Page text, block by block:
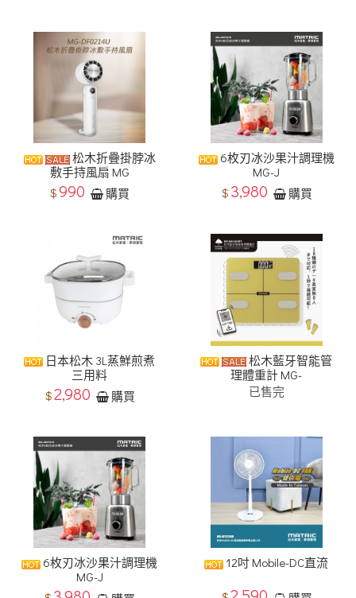
松木折疊掛脖冰
敷手持風扇 MG
$990 購買
6枚刃冰沙果汁調理機
MG-J
$ 3,980 購買
​日本松木 3L蒸鮮煎煮
三用料
$2,980 購買
松木藍牙智能管
理體重計 MG-
已售完
6枚刃冰沙果汁調理機
MG-J
12吋 Mobile-DC直流